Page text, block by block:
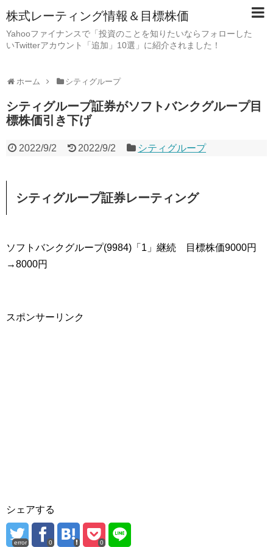
株式レーティング情報＆目標株価
Yahooファイナンスで「投資のことを知りたいならフォローした
いTwitterアカウント「追加」10選」に紹介されました！
ホーム シティグループ
シティグループ証券がソフトバンクグループ目
標株価引き下げ
2022/9/2 2022/9/2 シティグループ
シティグループ証券レーティング
ソフトバンクグループ(9984)「1」継続 目標株価9000円
→8000円
スポンサーリンク
シェアする
error 0 0